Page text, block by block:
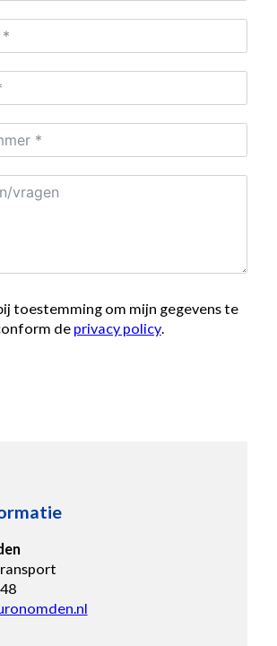
toestemming om mijn gegevens te
de privacy policy.